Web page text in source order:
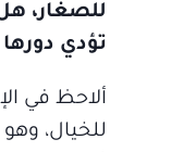
للصغار،
تؤدي
ألاحظ في
للخيال،